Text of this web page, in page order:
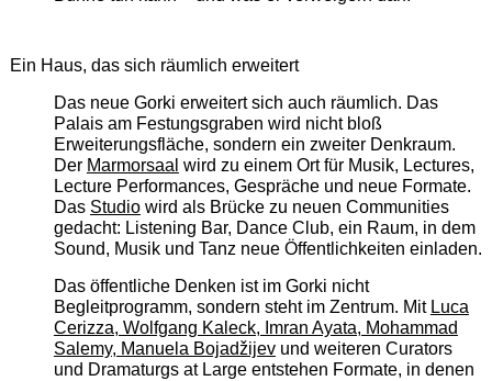
Ein Haus, das sich räumlich erweitert
Das neue Gorki erweitert sich auch räumlich. Das
Palais am Festungsgraben wird nicht bloß
Erweiterungsfläche, sondern ein zweiter Denkraum.
Der Marmorsaal wird zu einem Ort für Musik, Lectures,
Lecture Performances, Gespräche und neue Formate.
Das Studiowird als Brücke zu neuen Communities
gedacht: Listening Bar, Dance Club, ein Raum, in dem
Sound, Musik und Tanz neue Öffentlichkeiten einladen.
Das öffentliche Denken ist im Gorki nicht
Begleitprogramm, sondern steht im Zentrum. Mit Luca
Cerizza, Wolfgang Kaleck, Imran Ayata, Mohammad
Salemy, Manuela Bojadžijevund weiteren Curators
und Dramaturgs at Large entstehen Formate, in denen